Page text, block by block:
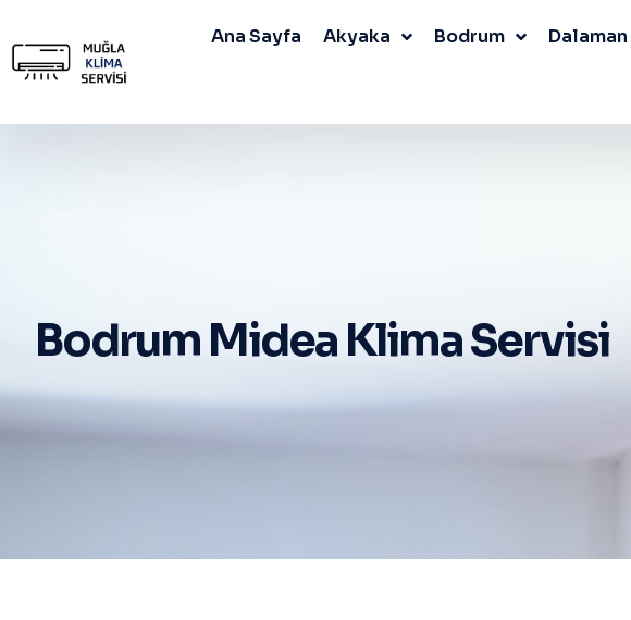
Ana Sayfa Akyaka Bodrum Dalaman
Bodrum Midea Klima Servisi